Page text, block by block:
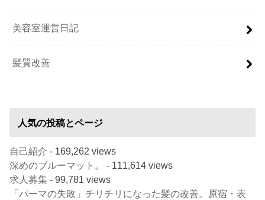
美容室運営日記
髪質改善
人気の投稿とページ
自己紹介 - 169,262 views
深めのブルーマット。
- 111,614 views
求人募集 - 99,781 views
「パーマの失敗」チリチリになった髪の改善。原宿・表